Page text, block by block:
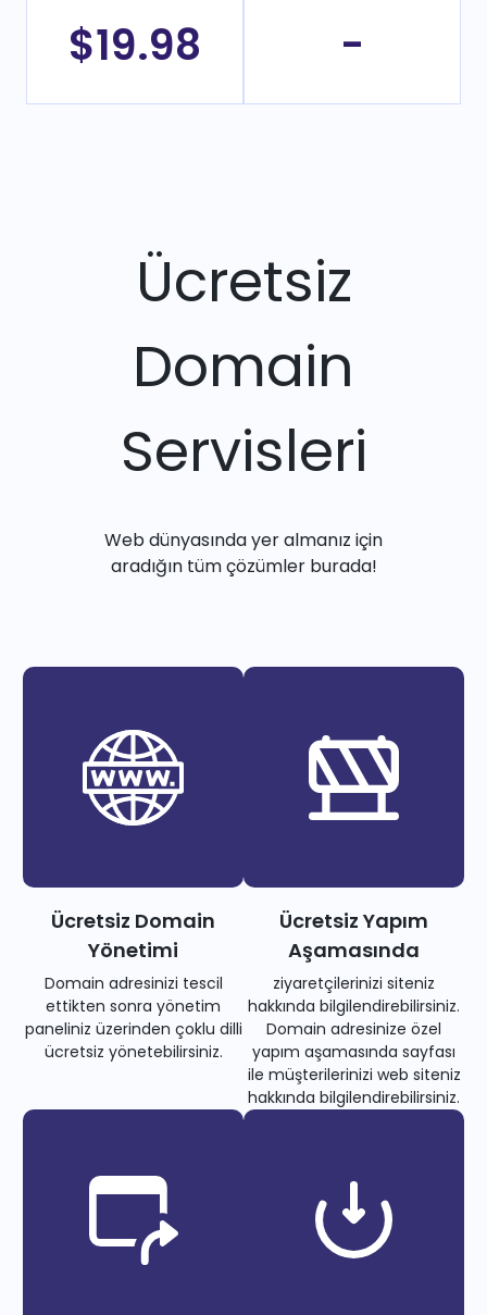
$19.98 -
Ücretsiz
Domain
Servisleri
Web dünyasında yer almanız için
aradığın tüm çözümler burada!
Ücretsiz Domain
Yönetimi
Domain adresinizi tescil
ettikten sonra yönetim
paneliniz üzerinden çoklu dilli
ücretsiz yönetebilirsiniz.
Ücretsiz Yapım
Aşamasında
ziyaretçilerinizi siteniz
hakkında bilgilendirebilirsiniz.
Domain adresinize özel
yapım aşamasında sayfası
ile müşterilerinizi web siteniz
hakkında bilgilendirebilirsiniz.